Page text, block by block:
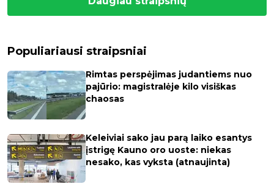
Populiariausi straipsniai
Rimtas perspėjimas judantiems nuo
pajūrio: magistralėje kilo visiškas
chaosas
Keleiviai sako jau parą laiko esantys
įstrigę Kauno oro uoste: niekas
nesako, kas vyksta (atnaujinta)